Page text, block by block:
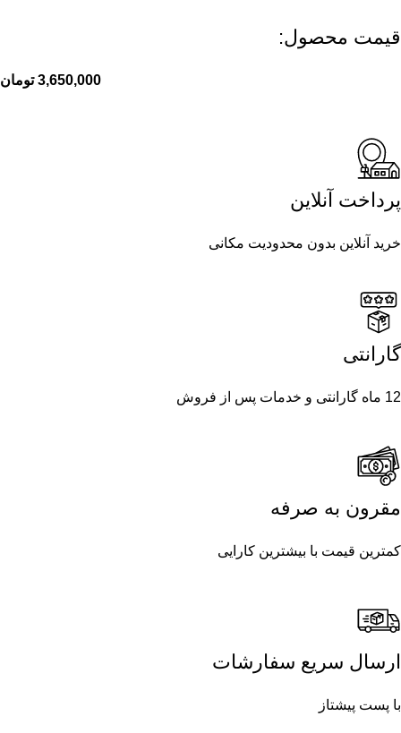
قیمت محصول:​
3,650,000 تومان
پرداخت آنلاین
خرید آنلاین بدون محدودیت مکانی
گارانتی
12 ماه گارانتی و خدمات پس از فروش
مقرون به صرفه
کمترین قیمت با بیشترین کارایی
ارسال سریع سفارشات
با پست پیشتاز